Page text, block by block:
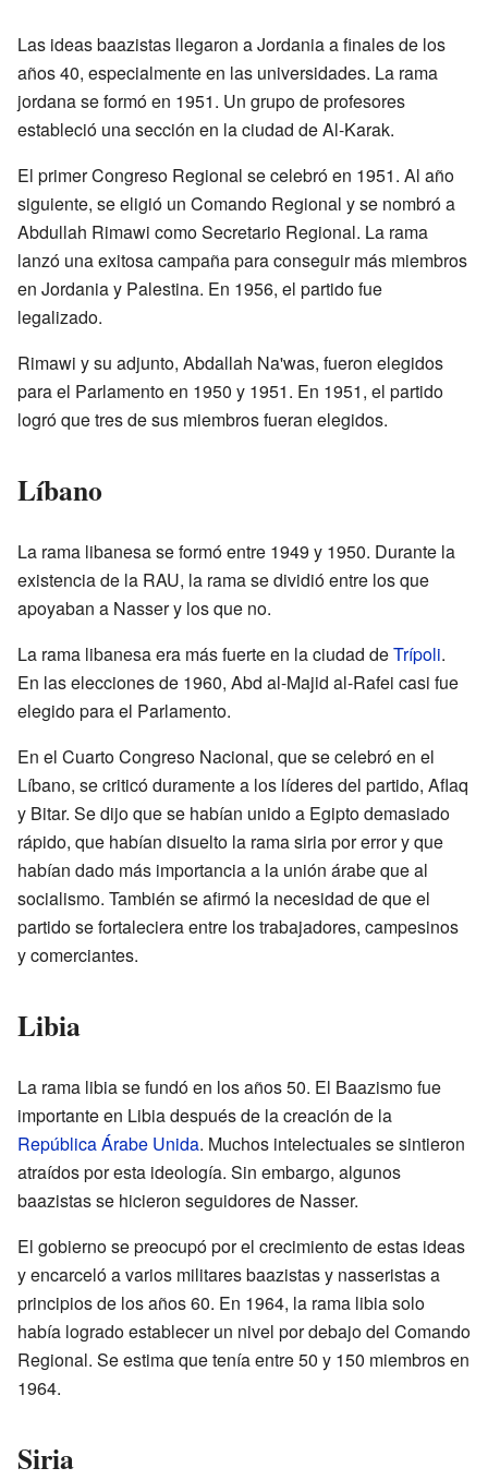
Las ideas baazistas llegaron a Jordania a finales de los
años 40, especialmente en las universidades. La rama
jordana se formó en 1951. Un grupo de profesores
estableció una sección en la ciudad de Al-Karak.
El primer Congreso Regional se celebró en 1951. Al año
siguiente, se eligió un Comando Regional y se nombró a
Abdullah Rimawi como Secretario Regional. La rama
lanzó una exitosa campaña para conseguir más miembros
en Jordania y Palestina. En 1956, el partido fue
legalizado.
Rimawi y su adjunto, Abdallah Na'was, fueron elegidos
para el Parlamento en 1950 y 1951. En 1951, el partido
logró que tres de sus miembros fueran elegidos.
Líbano
La rama libanesa se formó entre 1949 y 1950. Durante la
existencia de la RAU, la rama se dividió entre los que
apoyaban a Nasser y los que no.
La rama libanesa era más fuerte en la ciudad deTrípoli.
En las elecciones de 1960, Abd al-Majid al-Rafei casi fue
elegido para el Parlamento.
En el Cuarto Congreso Nacional, que se celebró en el
Líbano, se criticó duramente a los líderes del partido, Aflaq
y Bitar. Se dijo que se habían unido a Egipto demasiado
rápido, que habían disuelto la rama siria por error y que
habían dado más importancia a la unión árabe que al
socialismo. También se afirmó la necesidad de que el
partido se fortaleciera entre los trabajadores, campesinos
y comerciantes.
Libia
La rama libia se fundó en los años 50. El Baazismo fue
importante en Libia después de la creación de la
República Árabe Unida. Muchos intelectuales se sintieron
atraídos por esta ideología. Sin embargo, algunos
baazistas se hicieron seguidores de Nasser.
El gobierno se preocupó por el crecimiento de estas ideas
y encarceló a varios militares baazistas y nasseristas a
principios de los años 60. En 1964, la rama libia solo
había logrado establecer un nivel por debajo del Comando
Regional. Se estima que tenía entre 50 y 150 miembros en
1964.
Siria